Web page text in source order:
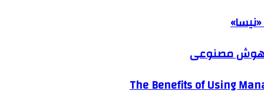
هوش مصنوعی
The Benefits of Using